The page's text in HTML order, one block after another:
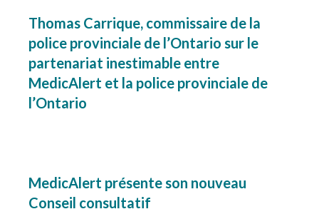
Thomas Carrique, commissaire de la
police provinciale de l’Ontario sur le
partenariat inestimable entre
MedicAlert et la police provinciale de
l’Ontario
MedicAlert présente son nouveau
Conseil consultatif